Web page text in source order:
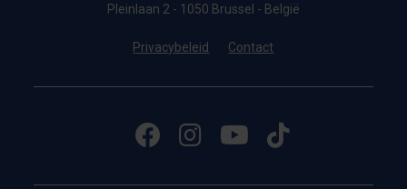
Pleinlaan 2 - 1050 Brussel - België
Privacybeleid Contact